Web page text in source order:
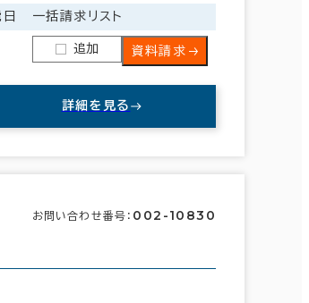
一括請求リスト
追加 資料請求
詳細を見る
お問い合わせ番号： 002-10830